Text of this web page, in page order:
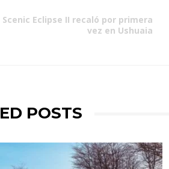
Scenic Eclipse II recaló por primera
vez en Ushuaia
POSTS